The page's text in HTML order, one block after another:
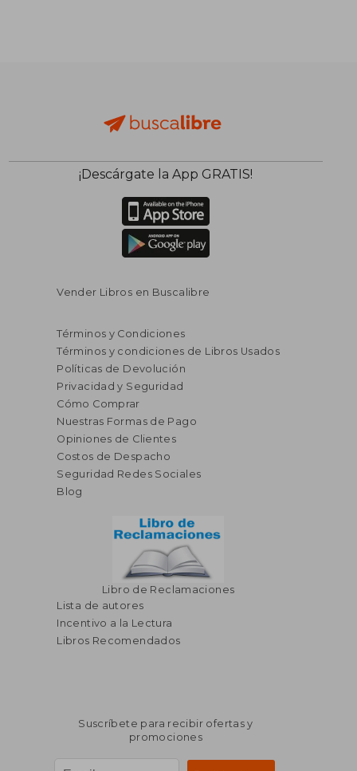
55%
dcto. S/ 70,81
¡Descárgate la App GRATIS!
Vender Libros en Buscalibre
Términos y Condiciones
Términos y condiciones de Libros Usados
Políticas de Devolución
Privacidad y Seguridad
Cómo Comprar
Nuestras Formas de Pago
Opiniones de Clientes
Costos de Despacho
Seguridad Redes Sociales
Blog
Libro de Reclamaciones
Lista de autores
Incentivo a la Lectura
Libros Recomendados
Suscríbete para recibir ofertas y
promociones